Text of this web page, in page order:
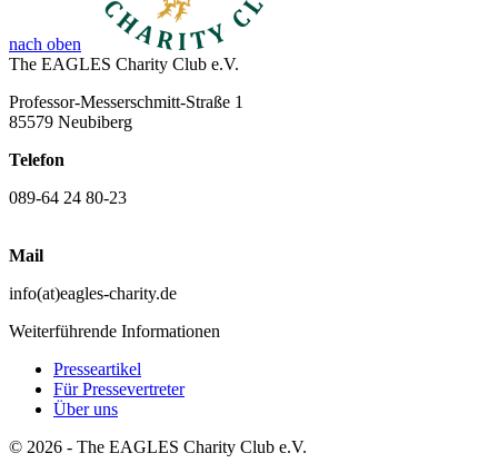
nach oben
The EAGLES Charity Club e.V.
Professor-Messerschmitt-Straße 1
85579 Neubiberg
Telefon
089-64 24 80-23
Mail
info(at)eagles-charity.de
Weiterführende Informationen
Presseartikel
Für Pressevertreter
Über uns
© 2026 - The EAGLES Charity Club e.V.